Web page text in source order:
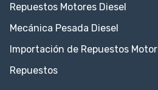
Repuestos Motores Diesel
Mecánica Pesada Diesel
Importación de Repuestos Motor
Repuestos